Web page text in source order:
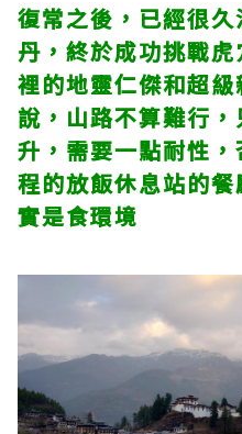
復常之後，已經很
丹，終於成功挑戰
裡的地靈仁傑和超
說，山路不算難行
升，需要一點耐性
程的放飯休息站的
實是食環境